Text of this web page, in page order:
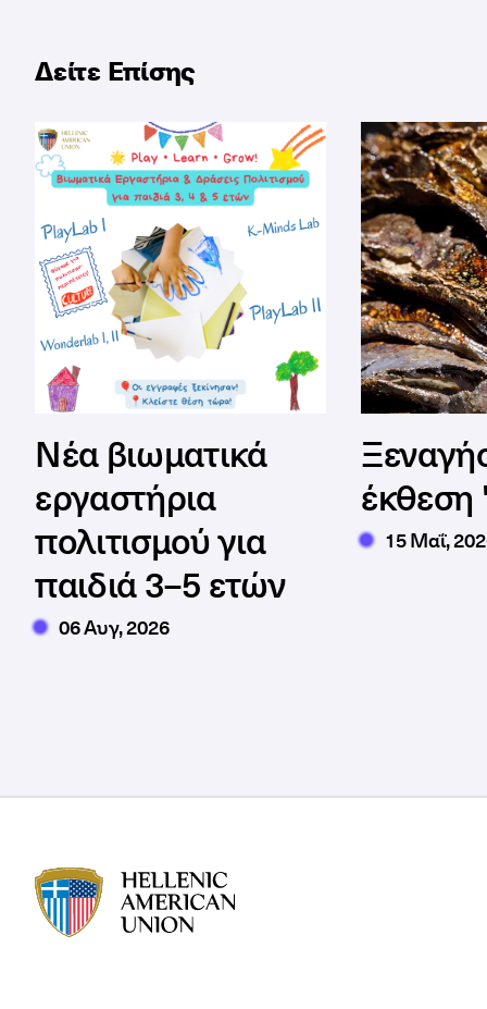
Δείτε Επίσης
Νέα βιωματικά εργαστήρια πολιτισμού για παιδιά
Νέα βιωματικά
εργαστήρια
πολιτισμού για
παιδιά 3–5 ετών
06 Αυγ, 2026
Ξεναγήσεις
15 Μαΐ,